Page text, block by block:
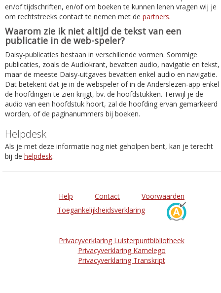
en/of tijdschriften, en/of om boeken te kunnen lenen vragen wij je
om rechtstreeks contact te nemen met de partners.
Waarom zie ik niet altijd de tekst van een
publicatie in de web-speler?
Daisy-publicaties bestaan in verschillende vormen. Sommige
publicaties, zoals de Audiokrant, bevatten audio, navigatie en tekst,
maar de meeste Daisy-uitgaves bevatten enkel audio en navigatie.
Dat betekent dat je in de webspeler of in de Anderslezen-app enkel
de hoofdingen te zien krijgt, bv. de hoofdstukken. Terwijl je de
audio van een hoofdstuk hoort, zal de hoofding ervan gemarkeerd
worden, of de paginanummers bij boeken.
Helpdesk
Als je met deze informatie nog niet geholpen bent, kan je terecht
bij de helpdesk.
Help Contact
Voorwaarden
Toegankelijkheidsverklaring
Privacyverklaring Luisterpuntbibliotheek
Privacyverklaring Kamelego
Privacyverklaring Transkript